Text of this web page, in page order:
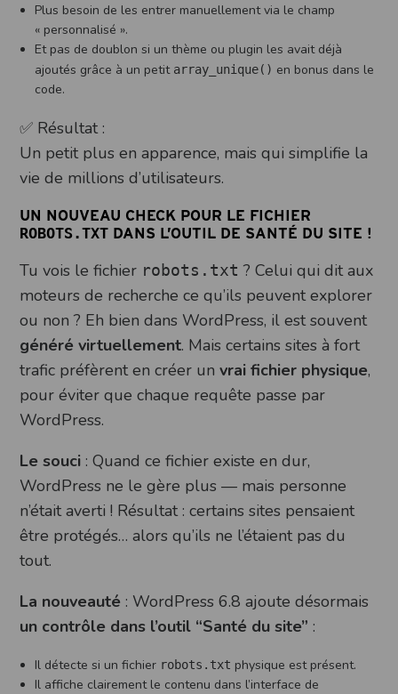
Plus besoin de les entrer manuellement via le champ
« personnalisé ».
Et pas de doublon si un thème ou plugin les avait déjà
ajoutés grâce à un petit array_unique() en bonus dans le
code.
✅ Résultat :
Un petit plus en apparence, mais qui simplifie la
vie de millions d’utilisateurs.
UN NOUVEAU CHECK POUR LE FICHIER
ROBOTS.TXT DANS L’OUTIL DE SANTÉ DU SITE !
Tu vois le fichier robots.txt ? Celui qui dit aux
moteurs de recherche ce qu’ils peuvent explorer
ou non ? Eh bien dans WordPress, il est souvent
généré virtuellement. Mais certains sites à fort
trafic préfèrent en créer unvrai fichier physique,
pour éviter que chaque requête passe par
WordPress.
Le souci : Quand ce fichier existe en dur,
WordPress ne le gère plus — mais personne
n’était averti ! Résultat : certains sites pensaient
être protégés… alors qu’ils ne l’étaient pas du
tout.
La nouveauté : WordPress 6.8 ajoute désormais
un contrôle dans l’outil “Santé du site” :
Il détecte si un fichier robots.txt physique est présent.
Il affiche clairement le contenu dans l’interface de